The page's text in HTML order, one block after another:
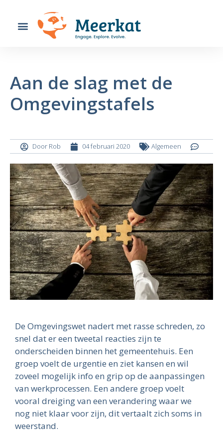
Aan de slag met de
Omgevingstafels
Door Rob 04 februari 2020 Algemeen
De Omgevingswet nadert met rasse schreden, zo
snel dat er een tweetal reacties zijn te
onderscheiden binnen het gemeentehuis. Een
groep voelt de urgentie en ziet kansen en wil
zoveel mogelijk info en grip op de aanpassingen
van werkprocessen. Een andere groep voelt
vooral dreiging van een verandering waar we
nog niet klaar voor zijn, dit vertaalt zich soms in
weerstand.